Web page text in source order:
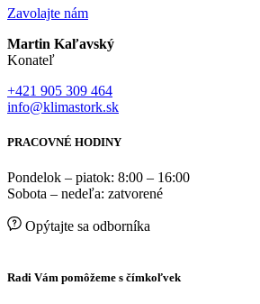
Zavolajte nám
Martin Kaľavský
Konateľ
+421 905 309 464
info@klimastork.sk
PRACOVNÉ HODINY
Pondelok – piatok: 8:00 – 16:00
Sobota – nedeľa: zatvorené
Opýtajte sa odborníka
Radi Vám pomôžeme s čímkoľvek